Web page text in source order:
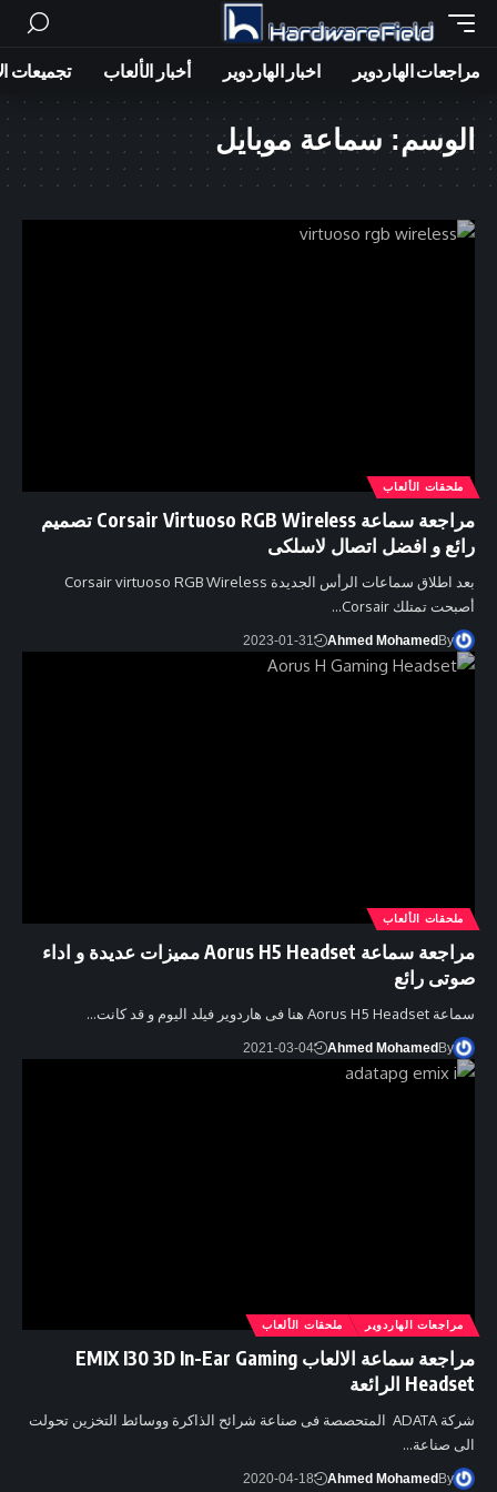
مراجعات الهاردوير اخبار الهاردوير أخبار الألعاب تجميعات
الوسم: سماعة موبايل
ملحقات الألعاب
مراجعة سماعة Corsair Virtuoso RGB Wireless تصميم
رائع و افضل اتصال لاسلكى
بعد اطلاق سماعات الرأس الجديدة Corsair virtuoso RGB Wireless
أصبحت تمتلك Corsair…
By
Ahmed Mohamed
2023-01-31
ملحقات الألعاب
مراجعة سماعة Aorus H5 Headset مميزات عديدة و اداء
صوتى رائع
سماعة Aorus H5 Headset هنا فى هاردوير فيلد اليوم و قد كانت…
By
Ahmed Mohamed
2021-03-04
مراجعات الهاردوير ملحقات الألعاب
مراجعة سماعة الالعاب EMIX I30 3D In-Ear Gaming
Headset الرائعة
شركة ADATA المتحصصة فى صناعة شرائح الذاكرة ووسائط التخزين تحولت
الى صناعة…
By
Ahmed Mohamed
2020-04-18